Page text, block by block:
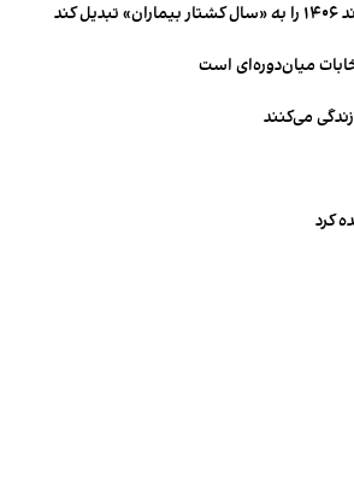
میان‌دوره‌ای است
می‌کنند
کرد